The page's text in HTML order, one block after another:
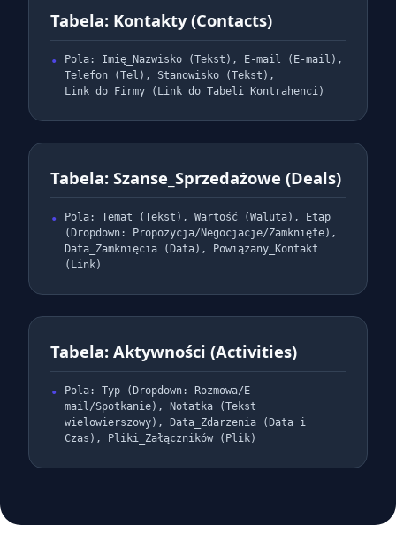
Tabela: Kontakty (Contacts)
Pola: Imię_Nazwisko (Tekst), E-mail (E-mail),
Telefon (Tel), Stanowisko (Tekst),
Link_do_Firmy (Link do Tabeli Kontrahenci)
Tabela: Szanse_Sprzedażowe (Deals)
Pola: Temat (Tekst), Wartość (Waluta), Etap
(Dropdown: Propozycja/Negocjacje/Zamknięte),
Data_Zamknięcia (Data), Powiązany_Kontakt
(Link)
Tabela: Aktywności (Activities)
Pola: Typ (Dropdown: Rozmowa/E-
mail/Spotkanie), Notatka (Tekst
wielowierszowy), Data_Zdarzenia (Data i
Czas), Pliki_Załączników (Plik)